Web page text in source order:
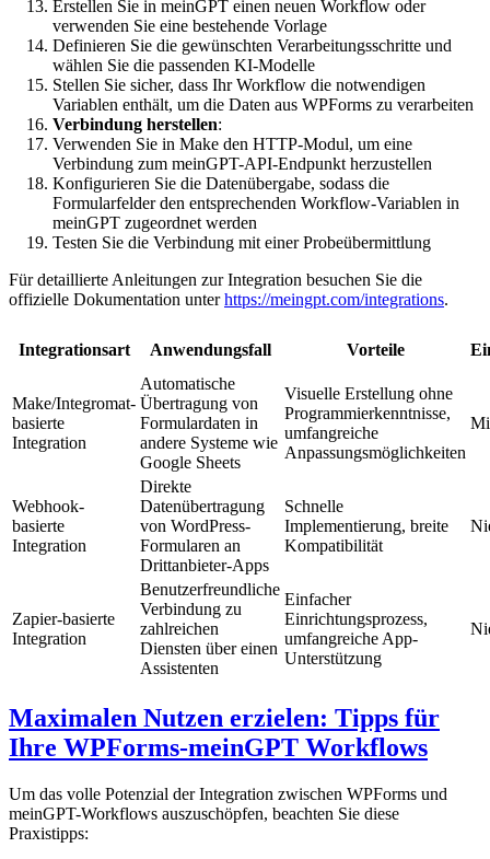
Erstellen Sie in meinGPT einen neuen Workflow oder
verwenden Sie eine bestehende Vorlage
Definieren Sie die gewünschten Verarbeitungsschritte und
wählen Sie die passenden KI-Modelle
Stellen Sie sicher, dass Ihr Workflow die notwendigen
Variablen enthält, um die Daten aus WPForms zu verarbeiten
Verbindung herstellen:
Verwenden Sie in Make den HTTP-Modul, um eine
Verbindung zum meinGPT-API-Endpunkt herzustellen
Konfigurieren Sie die Datenübergabe, sodass die
Formularfelder den entsprechenden Workflow-Variablen in
meinGPT zugeordnet werden
Testen Sie die Verbindung mit einer Probeübermittlung
Für detaillierte Anleitungen zur Integration besuchen Sie die
offizielle Dokumentation unterhttps://meingpt.com/integrations.
Integrationsart Anwendungsfall Vorteile
Make/Integromat-
basierte
Integration
Automatische
Übertragung von
Formulardaten in
andere Systeme wie
Google Sheets
Visuelle Erstellung ohne
Programmierkenntnisse,
umfangreiche
Anpassungsmöglichkeiten
Webhook-
basierte
Integration
Direkte
Datenübertragung
von WordPress-
Formularen an
Drittanbieter-Apps
Schnelle
Implementierung, breite
Kompatibilität
Zapier-basierte
Integration
Benutzerfreundliche
Verbindung zu
zahlreichen
Diensten über einen
Assistenten
Einfacher
Einrichtungsprozess,
umfangreiche App-
Unterstützung
Maximalen Nutzen erzielen: Tipps für
Ihre WPForms-meinGPT Workflows
Um das volle Potenzial der Integration zwischen WPForms und
meinGPT-Workflows auszuschöpfen, beachten Sie diese
Praxistipps: